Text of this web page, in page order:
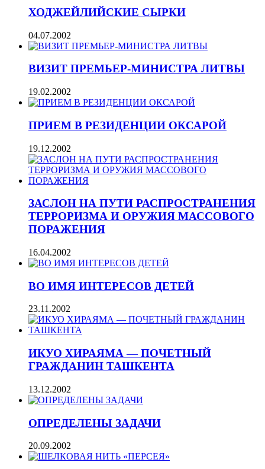
ХОДЖЕЙЛИЙСКИЕ СЫРКИ
04.07.2002
ВИЗИТ ПРЕМЬЕР-МИНИСТРА ЛИТВЫ
19.02.2002
ПРИЕМ В РЕЗИДЕНЦИИ ОКСАРОЙ
19.12.2002
ЗАСЛОН НА ПУТИ РАСПРОСТРАНЕНИЯ
ТЕРРОРИЗМА И ОРУЖИЯ МАССОВОГО
ПОРАЖЕНИЯ
16.04.2002
ВО ИМЯ ИНТЕРЕСОВ ДЕТЕЙ
23.11.2002
ИКУО ХИРАЯМА — ПОЧЕТНЫЙ
ГРАЖДАНИН ТАШКЕНТА
13.12.2002
ОПРЕДЕЛЕНЫ ЗАДАЧИ
20.09.2002